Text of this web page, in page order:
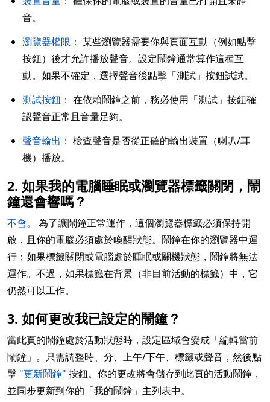
音。
瀏覽器權限： 某些瀏覽器需要你與頁面互動（例如點擊
按鈕）後才允許播放聲音。設定鬧鐘通常算作這種互
動。如果不確定，選擇聲音後點擊「測試」按鈕試試。
測試按鈕： 在依賴鬧鐘之前，務必使用「測試」按鈕確
認聲音正常且音量足夠。
聲音輸出： 檢查聲音是否從正確的輸出裝置（喇叭/耳
機）播放。
2. 如果我的電腦睡眠或瀏覽器標籤關閉，鬧
鐘還會響嗎？
不會。
為了讓鬧鐘正常運作，這個瀏覽器標籤必須保持開
啟，且你的電腦必須處於喚醒狀態。鬧鐘在你的瀏覽器中運
行；如果標籤關閉或電腦處於睡眠或關機狀態，鬧鐘將無法
運作。不過，如果標籤在背景（非目前活動的標籤）中，它
仍然可以工作。
3. 如何更改我已設定的鬧鐘？
當此頁的鬧鐘處於活動狀態時，設定區域會變成「編輯當前
鬧鐘」。只需調整時、分、上午/下午、標籤或聲音，然後點
擊 "更新鬧鐘" 按鈕。你的更改將會儲存到此頁的活動鬧鐘，
並同步更新到你的「我的鬧鐘」主列表中。